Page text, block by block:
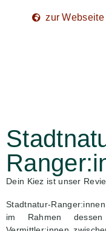
zur Webseite
Dein Kiez ist unser
Stadtnatur-
im Rahmen